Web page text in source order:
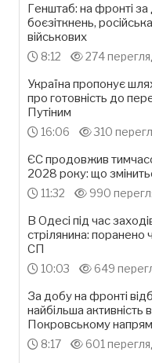
Генштаб: на фронті
боєзіткнень,
військових
8:12 274
Україна пропонує
про готовність до
Путіним
16:06 310
ЄС продовжив
2028 року: що
11:32 990
В Одесі під час
стрілянина: поранено
СП
10:03 649
За добу на фронті
найбільша активність
Покровському
8:17 601